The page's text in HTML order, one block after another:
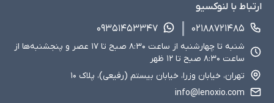
ارتباط با لنوکسیو
۰۲۱۸۸۷۲۱۴۸۵
۰۹۳۵۱۴۵۳۳۴۷
شنبه تا چهارشنبه از ساعت ۸:۳۰ صبح تا ۱۷ عصر و پنجشنبه‌ها از
ساعت ۸:۳۰ صبح تا ۱۲ ظهر
تهران، خیابان وزرا، خیابان بیستم (رفیعی)، پلاک ۱۰
info@lenoxio.com